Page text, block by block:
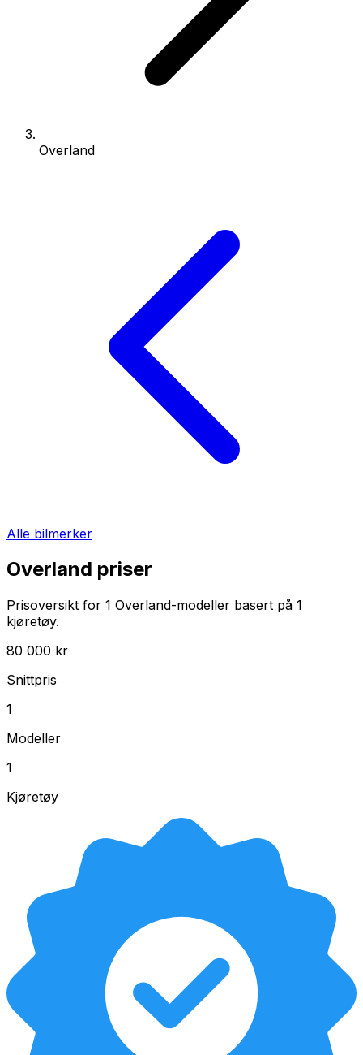
Overland
Alle bilmerker
Overland priser
Prisoversikt for 1 Overland-modeller basert på 1
kjøretøy.
80 000 kr
Snittpris
1
Modeller
1
Kjøretøy